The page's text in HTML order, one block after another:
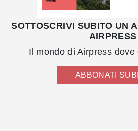
SOTTOSCRIVI SUBITO UN
AIRPRESS
Il mondo di Airpress dove
ABBONATI